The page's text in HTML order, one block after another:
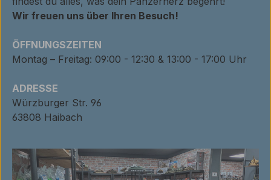
Wir freuen uns über Ihren Besuch!
ÖFFNUNGSZEITEN
Montag – Freitag: 09:00 - 12:30 & 13:00 - 17:00 Uhr
ADRESSE
Würzburger Str. 96
63808 Haibach